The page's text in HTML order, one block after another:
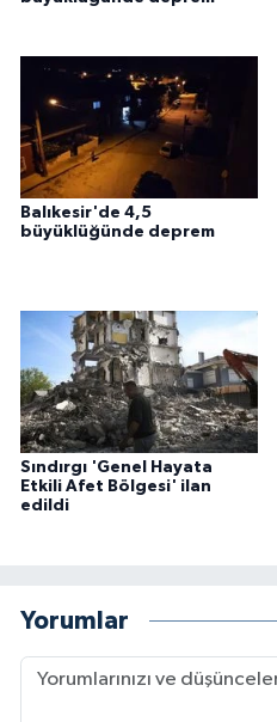
Balıkesir'de 4,5
büyüklüğünde deprem
Sındırgı 'Genel Hayata
Etkili Afet Bölgesi' ilan
edildi
Yorumlar
Kütahya Müftülüğü
Malatya Müftülüğü
Manisa Müftülüğü
Mersin Müftülüğü
Muğla Müftülüğü
Muş Müftülüğü
Ordu Müftülüğü